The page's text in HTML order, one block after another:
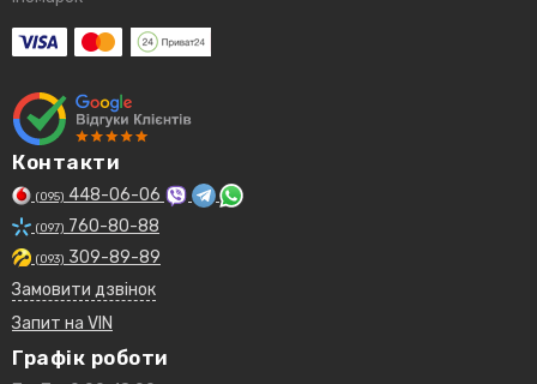
Контакти
(095) 448-06-06
(097) 760-80-88
(093) 309-89-89
Замовити дзвінок
Запит на VIN
Графік роботи